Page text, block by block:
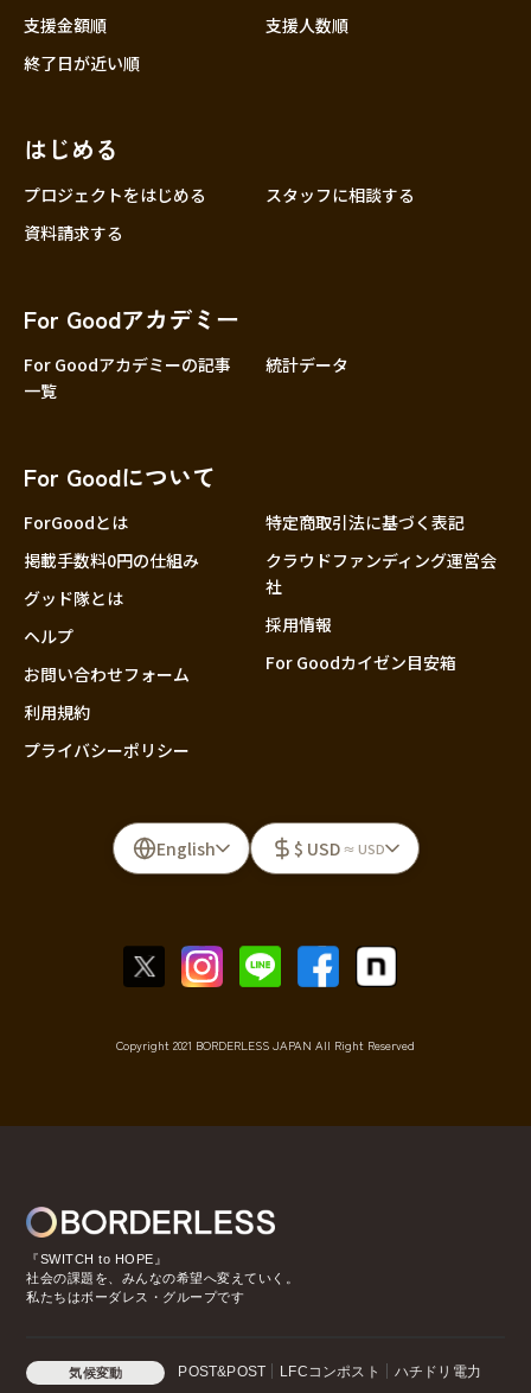
支援金額順
支援人数順
終了日が近い順
はじめる
プロジェクトをはじめる
スタッフに相談する
資料請求する
For Goodアカデミー
For Goodアカデミーの記事
一覧
統計データ
For Goodについて
ForGoodとは
掲載手数料0円の仕組み
グッド隊とは
ヘルプ
お問い合わせフォーム
利用規約
プライバシーポリシー
特定商取引法に基づく表記
クラウドファンディング運営会
社
採用情報
For Goodカイゼン目安箱
English $ USD ≈ USD
Copyright 2021 BORDERLESS JAPAN All Right Reserved
『SWITCH to HOPE』
社会の課題を、みんなの希望へ変えていく。
私たちはボーダレス・グループです
気候変動 POST&POST LFCコンポスト ハチドリ電力